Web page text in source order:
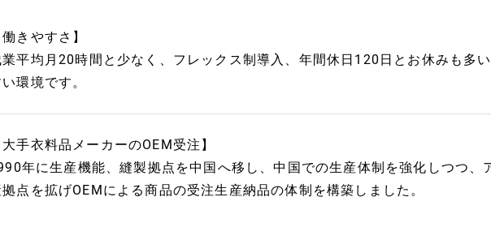
きやすさ】
業平均月20時間と少なく、フレックス制導入、年間休日120日とお休みも多
環境です。
手衣料品メーカーのOEM受注】
年に生産機能、縫製拠点を中国へ移し、中国での生産体制を強化しつつ、
点を拡げOEMによる商品の受注生産納品の体制を構築しました。